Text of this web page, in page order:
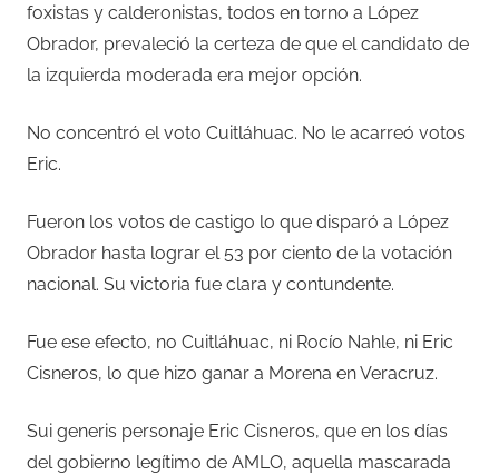
foxistas y calderonistas, todos en torno a López
Obrador, prevaleció la certeza de que el candidato de
la izquierda moderada era mejor opción.
No concentró el voto Cuitláhuac. No le acarreó votos
Eric.
Fueron los votos de castigo lo que disparó a López
Obrador hasta lograr el 53 por ciento de la votación
nacional. Su victoria fue clara y contundente.
Fue ese efecto, no Cuitláhuac, ni Rocío Nahle, ni Eric
Cisneros, lo que hizo ganar a Morena en Veracruz.
Sui generis personaje Eric Cisneros, que en los días
del gobierno legítimo de AMLO, aquella mascarada